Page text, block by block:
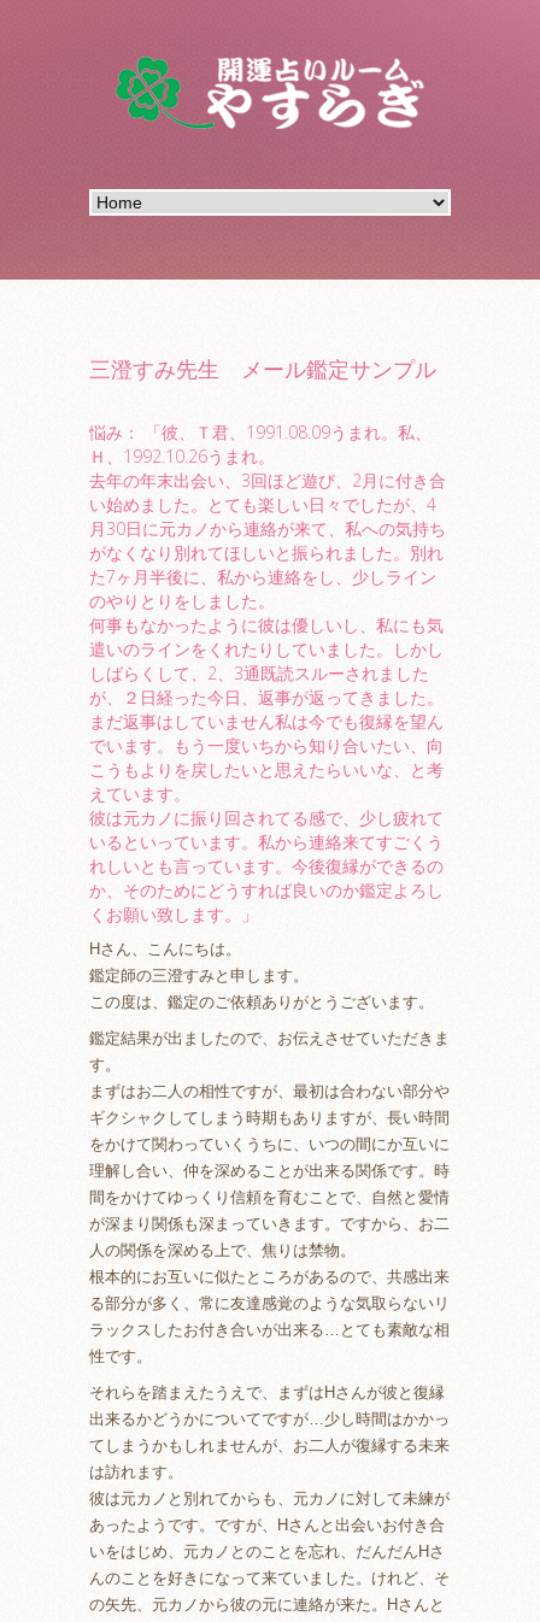
三澄すみ先生 メール鑑定サンプル
悩み： 「彼、Ｔ君、1991.08.09うまれ。私、
Ｈ、1992.10.26うまれ。
去年の年末出会い、3回ほど遊び、2月に付き合
い始めました。とても楽しい日々でしたが、4
月30日に元カノから連絡が来て、私への気持ち
がなくなり別れてほしいと振られました。別れ
た7ヶ月半後に、私から連絡をし、少しライン
のやりとりをしました。
何事もなかったように彼は優しいし、私にも気
遣いのラインをくれたりしていました。しかし
しばらくして、2、3通既読スルーされました
が、２日経った今日、返事が返ってきました。
まだ返事はしていません私は今でも復縁を望ん
でいます。もう一度いちから知り合いたい、向
こうもよりを戻したいと思えたらいいな、と考
えています。
彼は元カノに振り回されてる感で、少し疲れて
いるといっています。私から連絡来てすごくう
れしいとも言っています。今後復縁ができるの
か、そのためにどうすれば良いのか鑑定よろし
くお願い致します。」
Hさん、こんにちは。
鑑定師の三澄すみと申します。
この度は、鑑定のご依頼ありがとうございます。
鑑定結果が出ましたので、お伝えさせていただきま
す。
まずはお二人の相性ですが、最初は合わない部分や
ギクシャクしてしまう時期もありますが、長い時間
をかけて関わっていくうちに、いつの間にか互いに
理解し合い、仲を深めることが出来る関係です。時
間をかけてゆっくり信頼を育むことで、自然と愛情
が深まり関係も深まっていきます。ですから、お二
人の関係を深める上で、焦りは禁物。
根本的にお互いに似たところがあるので、共感出来
る部分が多く、常に友達感覚のような気取らないリ
ラックスしたお付き合いが出来る…とても素敵な相
性です。
それらを踏まえたうえで、まずはHさんが彼と復縁
出来るかどうかについてですが…少し時間はかかっ
てしまうかもしれませんが、お二人が復縁する未来
は訪れます。
彼は元カノと別れてからも、元カノに対して未練が
あったようです。ですが、Hさんと出会いお付き合
いをはじめ、元カノとのことを忘れ、だんだんHさ
んのことを好きになって来ていました。けれど、そ
の矢先、元カノから彼の元に連絡が来た。Hさんと